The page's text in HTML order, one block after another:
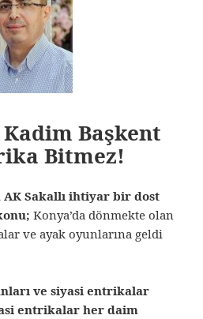
Başkent
Bitmez!
Sakallı ihtiyar bir dost
Konya’da dönmekte olan
ve ayak oyunlarına geldi
ve siyasi entrikalar
entrikalar her daim